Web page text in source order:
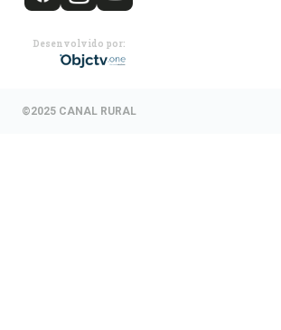
Desenvolvido por:
©2025 CANAL RURAL